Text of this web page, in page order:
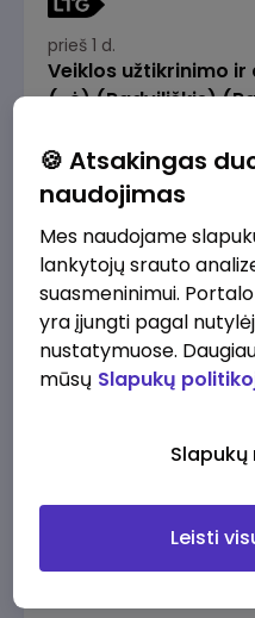
prieš 1 d.
Veiklos užtikrinimo
(-ė) (Radviliškis)
2610 - 3910 €/mėn.
prieš 1 d.
Veiklos užtikrinimo ir
(-ė) (Kaunas)
2610 - 3910 €/mėn.
🍪 Atsakingas
naudojimas
Mes naudojame
lankytojų srauto
suasmeninimui.
yra įjungti pagal
nustatymuose.
mūsų Slapukų
Leisti